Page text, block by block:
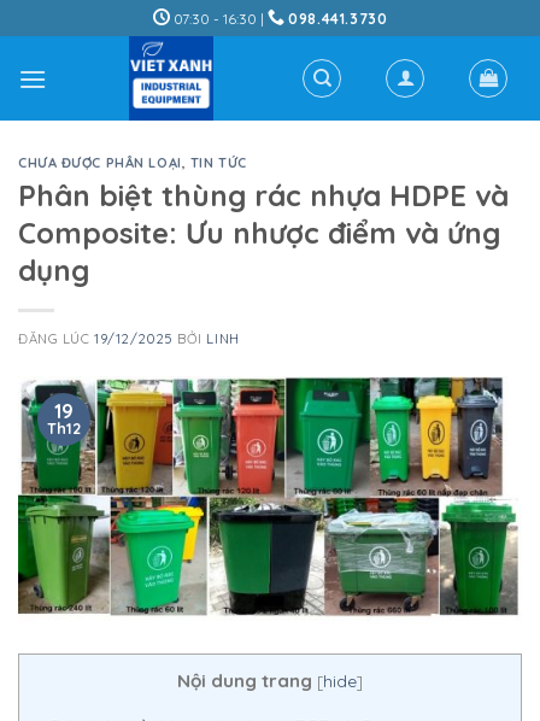
to
content
07:30 - 16:30 | 098.441.3730
CHƯA ĐƯỢC PHÂN LOẠI, TIN TỨC
Phân biệt thùng rác nhựa HDPE và
Composite: Ưu nhược điểm và ứng
dụng
ĐĂNG LÚC19/12/2025 BỞI LINH
19
Th12
Nội dung trang [hide]